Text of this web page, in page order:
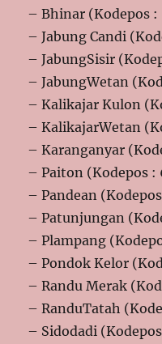
– Bhinar (Kodepos :
– Jabung Candi
– JabungSisir
– JabungWetan
– Kalikajar Kulon
– KalikajarWetan
– Karanganyar
– Paiton (Kodepos :
– Pandean
– Patunjungan
– Plampang
– Pondok Kelor
– Randu Merak
– RanduTatah
– Sidodadi